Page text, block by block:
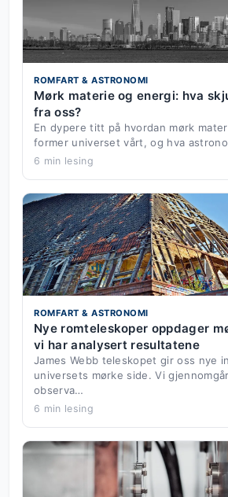
ROMFART & ASTRONOMI
Mørk materie og energi: hva
fra oss?
En dypere titt på hvordan mørk
former universet vårt, og hva
6 min lesing
ROMFART & ASTRONOMI
Nye romteleskoper oppdager
vi har analysert resultatene
James Webb teleskopet gir oss nye
universets mørke side. Vi
observa…
6 min lesing